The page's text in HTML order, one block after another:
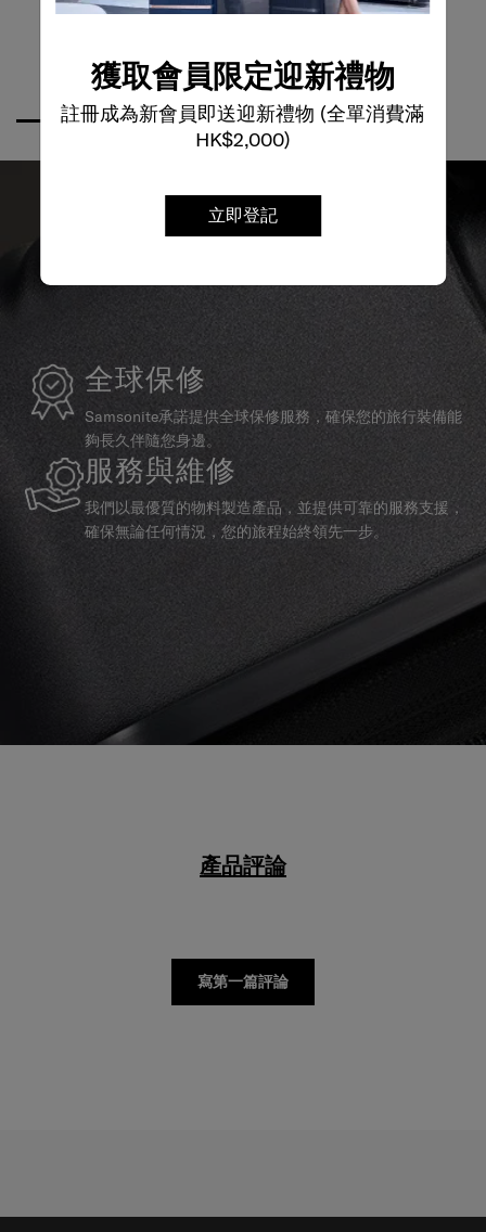
獲取會員限定迎新禮物
註冊成為新會員即送迎新禮物 (全單消費滿
HK$2,000)
立即登記
全球保修
Samsonite承諾提供全球保修服務，確保您的旅行裝備能
夠長久伴隨您身邊。
服務與維修
我們以最優質的物料製造產品，並提供可靠的服務支援，
確保無論任何情況，您的旅程始終領先一步。
寫第一篇評論